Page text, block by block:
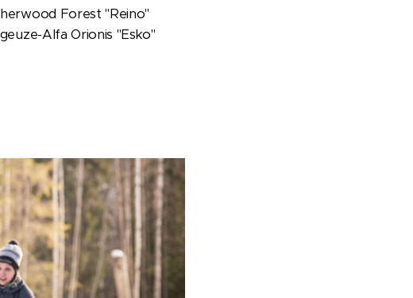
Forest "Reino"
Alfa Orionis "Esko"